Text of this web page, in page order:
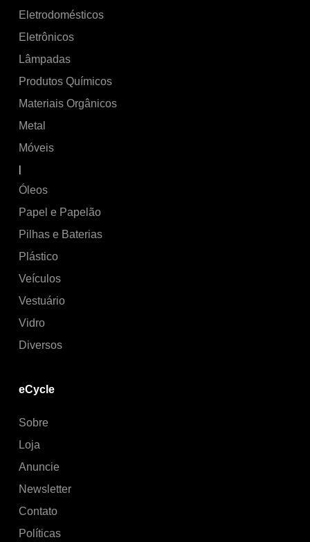
Eletrodomésticos
Eletrônicos
Lâmpadas
Produtos Químicos
Materiais Orgânicos
Metal
Móveis
|
Óleos
Papel e Papelão
Pilhas e Baterias
Plástico
Veículos
Vestuário
Vidro
Diversos
eCycle
Sobre
Loja
Anuncie
Newsletter
Contato
Políticas